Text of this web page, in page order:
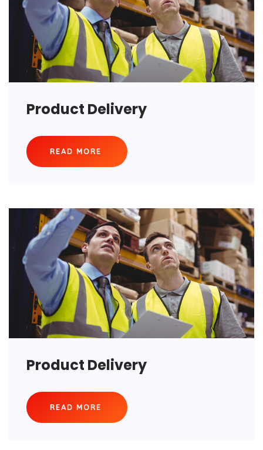
Product Delivery
READ MORE
Product Delivery
READ MORE